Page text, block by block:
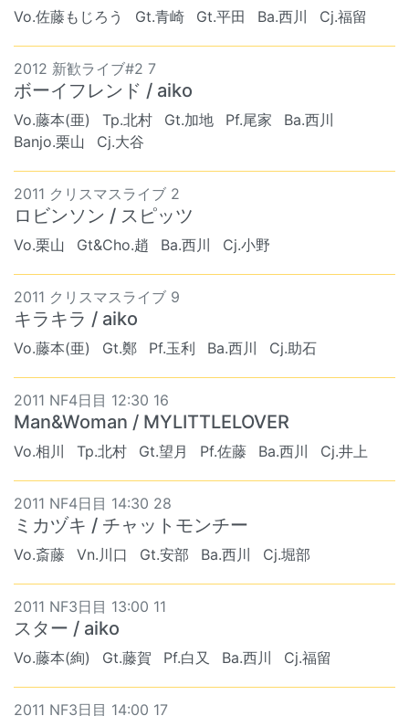
Vo.佐藤もじろう Gt.青崎 Gt.平田 Ba.西川 Cj.福留
2012 新歓ライブ#2 7
ボーイフレンド / aiko
Vo.藤本(亜) Tp.北村 Gt.加地 Pf.尾家
Ba.西川
Banjo.栗山
Cj.大谷
2011 クリスマスライブ 2
ロビンソン / スピッツ
Vo.栗山 Gt&Cho.趙 Ba.西川 Cj.小野
2011 クリスマスライブ 9
キラキラ / aiko
Vo.藤本(亜) Gt.鄭 Pf.玉利 Ba.西川 Cj.助石
2011 NF4日目 12:30 16
Man&Woman / MYLITTLELOVER
Vo.相川 Tp.北村 Gt.望月 Pf.佐藤 Ba.西川 Cj.井上
2011 NF4日目 14:30 28
ミカヅキ / チャットモンチー
Vo.斎藤 Vn.川口 Gt.安部 Ba.西川 Cj.堀部
2011 NF3日目 13:00 11
スター / aiko
Vo.藤本(絢) Gt.藤賀 Pf.白又 Ba.西川 Cj.福留
2011 NF3日目 14:00 17